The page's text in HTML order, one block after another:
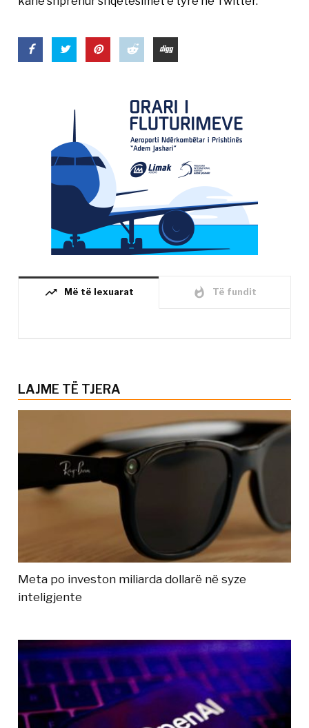
trending_up Më të lexuarat whatshot Të fundit
LAJME TË TJERA
Meta po investon miliarda dollarë në syze
inteligjente